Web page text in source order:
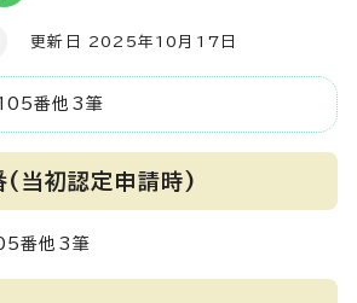
更新日 2025年10月17日
番他3筆
(当初認定申請時)
番他3筆